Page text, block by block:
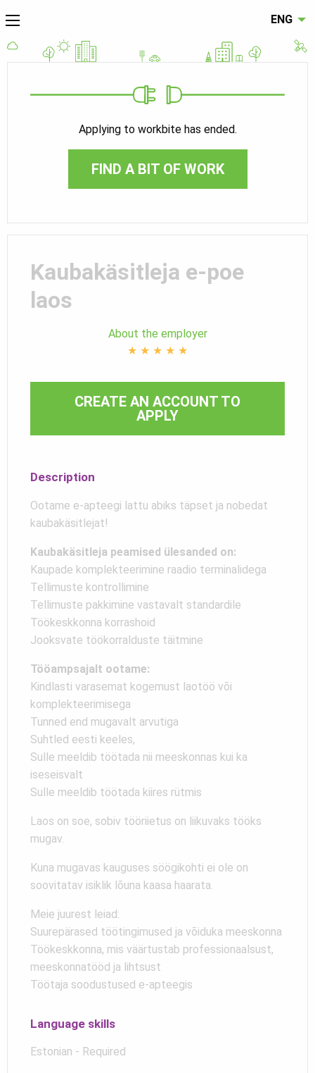
ENG
Applying to workbite has ended.
FIND A BIT OF WORK
Kaubakäsitleja e-poe
laos
About the employer
★ ★ ★ ★ ★
CREATE AN ACCOUNT TO
APPLY
Description
Ootame e-apteegi lattu abiks täpset ja nobedat
kaubakäsitlejat!
Kaubakäsitleja peamised ülesanded on:
Kaupade komplekteerimine raadio terminalidega
Tellimuste kontrollimine
Tellimuste pakkimine vastavalt standardile
Töökeskkonna korrashoid
Jooksvate töökorralduste täitmine
Tööampsajalt ootame:
Kindlasti varasemat kogemust laotöö või
komplekteerimisega
Tunned end mugavalt arvutiga
Suhtled eesti keeles,
Sulle meeldib töötada nii meeskonnas kui ka
iseseisvalt
Sulle meeldib töötada kiires rütmis
Laos on soe, sobiv tööriietus on liikuvaks tööks
mugav.
Kuna mugavas kauguses söögikohti ei ole on
soovitatav isiklik lõuna kaasa haarata.
Meie juurest leiad:
Suurepärased töötingimused ja võiduka meeskonna
Töökeskkonna, mis väärtustab professionaalsust,
meeskonnatööd ja lihtsust
Töötaja soodustused e-apteegis
Language skills
Estonian - Required